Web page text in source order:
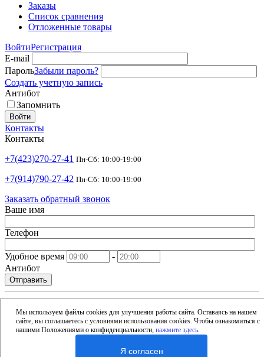
Мы используем файлы cookies для улучшения работы сайта. Оставаясь на нашем
сайте, вы соглашаетесь с условиями использования cookies. Чтобы ознакомиться с
нашими Положениями о конфиденциальности,нажмите здесь.
Я согласен
Заказы
Список сравнения
Отложенные товары
ВойтиРегистрация
E-mail
ПарольЗабыли пароль?
Создать учетную запись
Антибот
Запомнить
Войти
Контакты
Контакты
+7(423)270-27-41 Пн-Сб: 10:00-19:00
+7(914)790-27-42 Пн-Сб: 10:00-19:00
Заказать обратный звонок
Ваше имя
Телефон
Удобное время
-
Антибот
Отправить
Email
Адрес
Россия, Владивосток, 15-я улица, 1Б